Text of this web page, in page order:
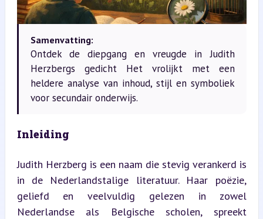
Samenvatting:
Ontdek de diepgang en vreugde in Judith
Herzbergs gedicht Het vrolijkt met een
heldere analyse van inhoud, stijl en symboliek
voor secundair onderwijs.
Inleiding
Judith Herzberg is een naam die stevig verankerd is
in de Nederlandstalige literatuur. Haar poëzie,
geliefd en veelvuldig gelezen in zowel
Nederlandse als Belgische scholen, spreekt